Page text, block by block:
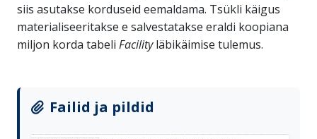
siis asutakse korduseid eemaldama. Tsükli käigus
materialiseeritakse e salvestatakse eraldi koopiana
miljon korda tabeli Facilityläbikäimise tulemus.
Failid ja pildid